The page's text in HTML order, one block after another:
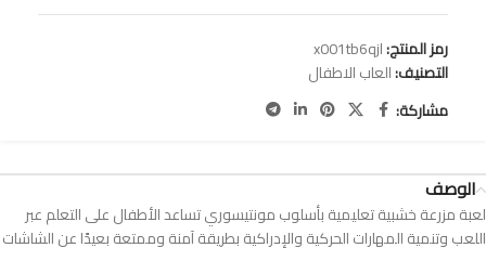
رمز المنتج:x001tb6qjl
التصنيف:العاب الاطفال
مشاركة:
الوصف
‎لعبة مزرعة خشبية تعليمية بأسلوب مونتيسوري تساعد الأطفال على التعلم عبر
اللعب وتنمية المهارات الحركية والإدراكية بطريقة آمنة وممتعة بعيدًا عن الشاشات